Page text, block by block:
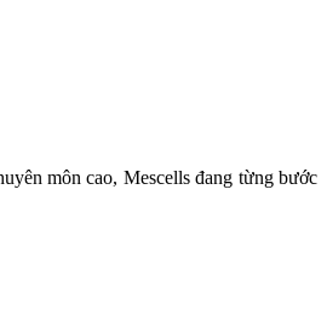
môn cao, Mescells đang từng bước